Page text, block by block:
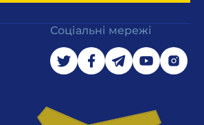
Соціальні мережі